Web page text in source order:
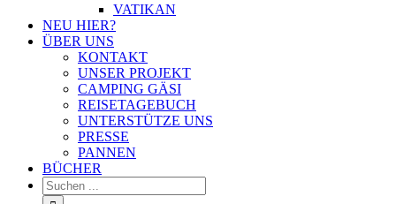
VATIKAN
NEU HIER?
ÜBER UNS
KONTAKT
UNSER PROJEKT
CAMPING GÄSI
REISETAGEBUCH
UNTERSTÜTZE UNS
PRESSE
PANNEN
BÜCHER
Suche
nach: